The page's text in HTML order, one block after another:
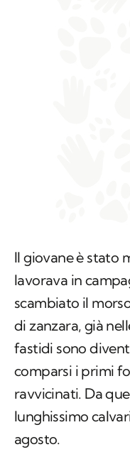
Il giovane è stato
lavorava in
scambiato il
di zanzara, già
fastidi sono
comparsi i primi
ravvicinati. Da
lunghissimo
agosto.